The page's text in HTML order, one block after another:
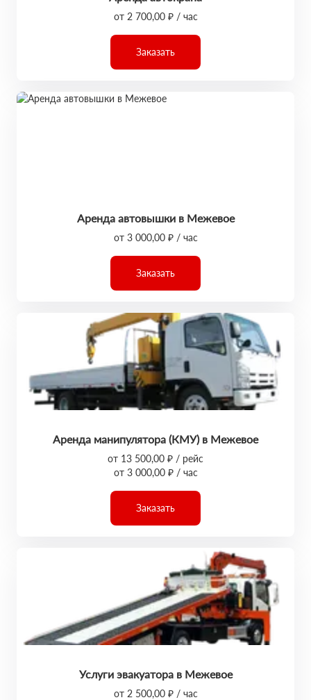
от 2 700,00 ₽ / час
Заказать
Аренда автовышки в Межевое
от 3 000,00 ₽ / час
Заказать
Аренда манипулятора (КМУ) в Межевое
от 13 500,00 ₽ / рейс
от 3 000,00 ₽ / час
Заказать
Услуги эвакуатора в Межевое
от 2 500,00 ₽ / час